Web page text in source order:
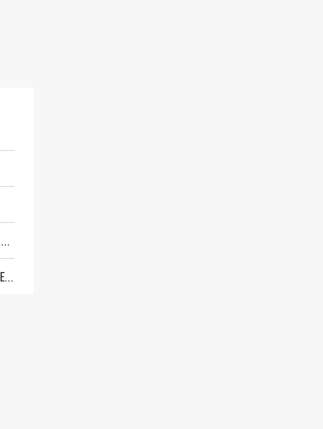
"ОЧЕНЬ ПЛОХИЕ НОВОСТИ": БОЛЬШАЯ ОШИБКА PALANTIR В РОССИИ. СТРАНЫ НАТО ВПЕРВЫЕ ЗА СВО ОСТАНОВИЛИ ПОСТАВКИ ОРУЖИЯ. ВСУ ТЕРЯЮТ ПРИГРАНИЧЬЕ?
ТРИ ГЛАВНЫХ ИНСАЙДА ОБ СВО. ОТМЕНА МОБИЛИЗАЦИИ И ВОЗВРАЩЕНИЕ "ГЕНЕРАЛА АРМАГЕДДОНА"? ОТЛИЧНЫЕ НОВОСТИ, КОТОРЫЕ ЖДАЛИ ВСЕ